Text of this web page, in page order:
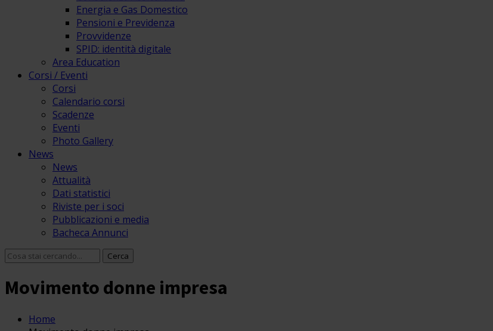
Energia e Gas Domestico
Pensioni e Previdenza
Provvidenze
SPID: identità digitale
Area Education
Corsi / Eventi
Corsi
Calendario corsi
Scadenze
Eventi
Photo Gallery
News
News
Attualità
Dati statistici
Riviste per i soci
Pubblicazioni e media
Bacheca Annunci
Movimento donne impresa
Home